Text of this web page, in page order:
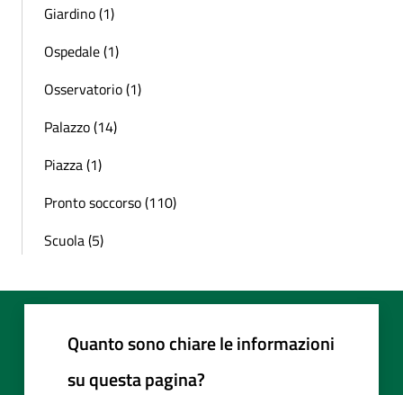
Giardino (1)
Ospedale (1)
Osservatorio (1)
Palazzo (14)
Piazza (1)
Pronto soccorso (110)
Scuola (5)
Quanto sono chiare le informazioni
su questa pagina?